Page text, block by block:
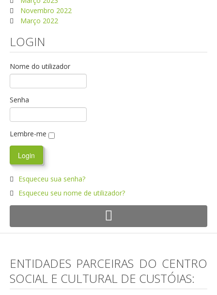
Novembro 2022
Março 2022
LOGIN
Nome do utilizador
Senha
Lembre-me
Esqueceu sua senha?
Esqueceu seu nome de utilizador?
ENTIDADES PARCEIRAS DO CENTRO
SOCIAL E CULTURAL DE CUSTÓIAS: